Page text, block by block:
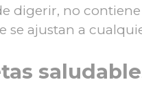
digerir, no
se ajustan a